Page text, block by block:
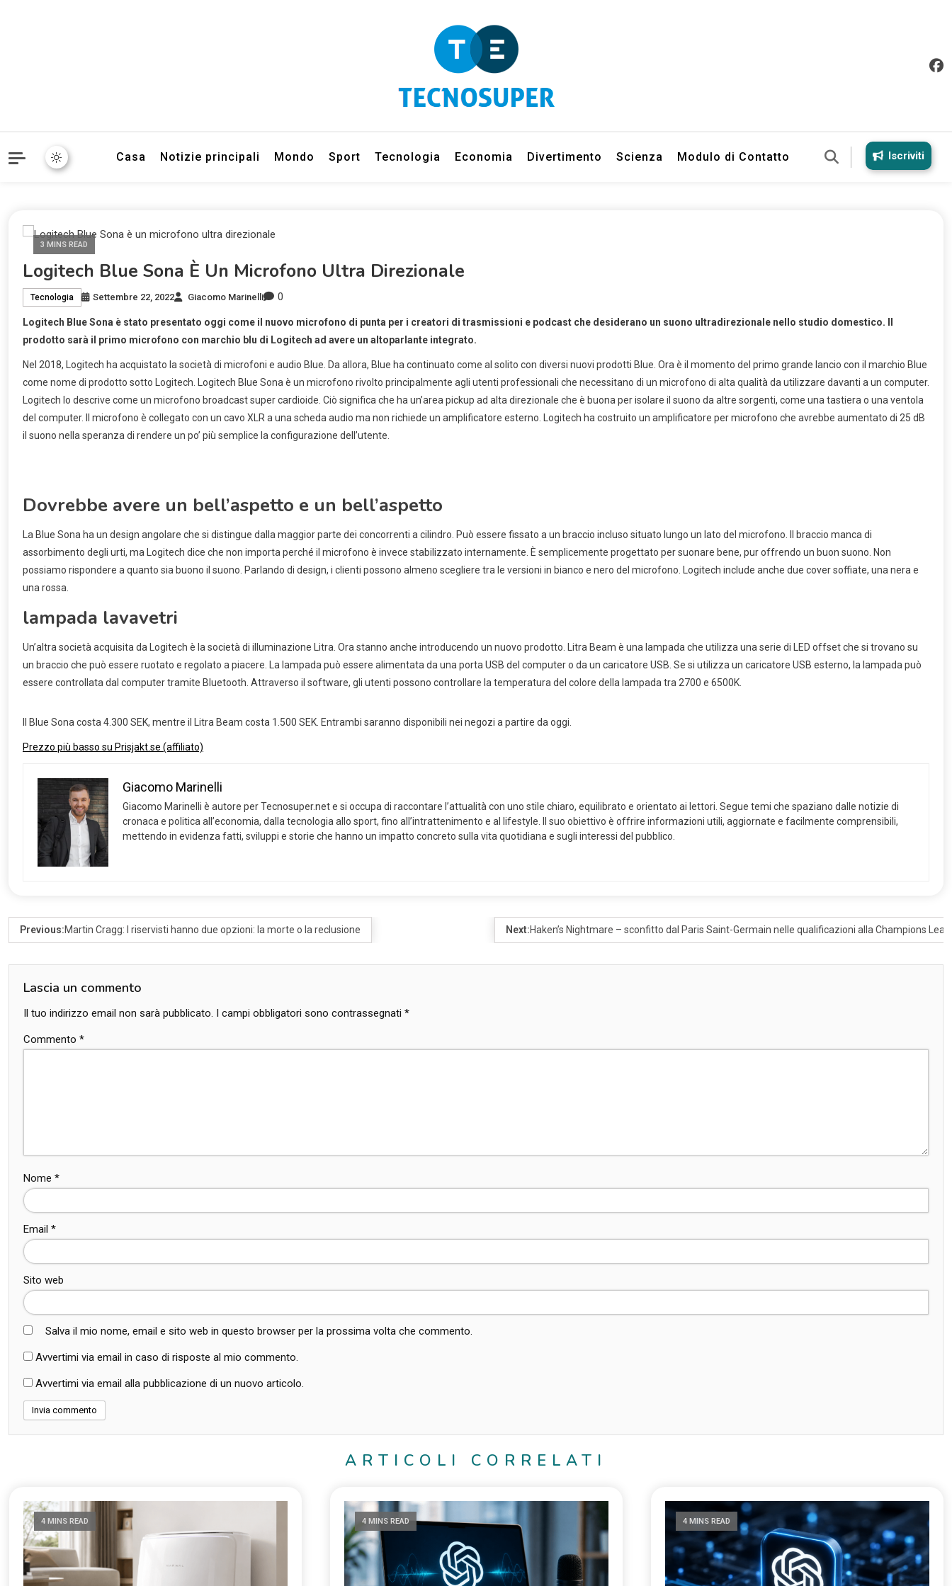
Casa Notizie principali Mondo Sport Tecnologia Economia Divertimento Scienza Modulo di Contatto Iscriviti
3 MINS READ
Logitech Blue Sona È Un Microfono Ultra Direzionale
Tecnologia Settembre 22, 2022 Giacomo Marinelli 0
Logitech Blue Sona è stato presentato oggi come il nuovo microfono di punta per i creatori di trasmissioni e podcast che desiderano un suono ultradirezionale nello studio domestico. Il
prodotto sarà il primo microfono con marchio blu di Logitech ad avere un altoparlante integrato.
Nel 2018, Logitech ha acquistato la società di microfoni e audio Blue. Da allora, Blue ha continuato come al solito con diversi nuovi prodotti Blue. Ora è il momento del primo grande lancio con il marchio Blue
come nome di prodotto sotto Logitech. Logitech Blue Sona è un microfono rivolto principalmente agli utenti professionali che necessitano di un microfono di alta qualità da utilizzare davanti a un computer.
Logitech lo descrive come un microfono broadcast super cardioide. Ciò significa che ha un’area pickup ad alta direzionale che è buona per isolare il suono da altre sorgenti, come una tastiera o una ventola
del computer. Il microfono è collegato con un cavo XLR a una scheda audio ma non richiede un amplificatore esterno. Logitech ha costruito un amplificatore per microfono che avrebbe aumentato di 25 dB
il suono nella speranza di rendere un po’ più semplice la configurazione dell’utente.
Dovrebbe avere un bell’aspetto e un bell’aspetto
La Blue Sona ha un design angolare che si distingue dalla maggior parte dei concorrenti a cilindro. Può essere fissato a un braccio incluso situato lungo un lato del microfono. Il braccio manca di
assorbimento degli urti, ma Logitech dice che non importa perché il microfono è invece stabilizzato internamente. È semplicemente progettato per suonare bene, pur offrendo un buon suono. Non
possiamo rispondere a quanto sia buono il suono. Parlando di design, i clienti possono almeno scegliere tra le versioni in bianco e nero del microfono. Logitech include anche due cover soffiate, una nera e
una rossa.
lampada lavavetri
Un’altra società acquisita da Logitech è la società di illuminazione Litra. Ora stanno anche introducendo un nuovo prodotto. Litra Beam è una lampada che utilizza una serie di LED offset che si trovano su
un braccio che può essere ruotato e regolato a piacere. La lampada può essere alimentata da una porta USB del computer o da un caricatore USB. Se si utilizza un caricatore USB esterno, la lampada può
essere controllata dal computer tramite Bluetooth. Attraverso il software, gli utenti possono controllare la temperatura del colore della lampada tra 2700 e 6500K.
Il Blue Sona costa 4.300 SEK, mentre il Litra Beam costa 1.500 SEK. Entrambi saranno disponibili nei negozi a partire da oggi.
Prezzo più basso su Prisjakt.se (affiliato)
Giacomo Marinelli
Giacomo Marinelli è autore per Tecnosuper.net e si occupa di raccontare l’attualità con uno stile chiaro, equilibrato e orientato ai lettori. Segue temi che spaziano dalle notizie di
cronaca e politica all’economia, dalla tecnologia allo sport, fino all’intrattenimento e al lifestyle. Il suo obiettivo è offrire informazioni utili, aggiornate e facilmente comprensibili,
mettendo in evidenza fatti, sviluppi e storie che hanno un impatto concreto sulla vita quotidiana e sugli interessi del pubblico.
Previous:Martin Cragg: I riservisti hanno due opzioni: la morte o la reclusione Next:Haken’s Nightmare – sconfitto dal Paris Saint-Germain nelle qualificazioni alla Champions
Lascia un commento
Il tuo indirizzo email non sarà pubblicato. I campi obbligatori sono contrassegnati *
Commento *
Nome *
Email *
Sito web
Salva il mio nome, email e sito web in questo browser per la prossima volta che commento.
Avvertimi via email in caso di risposte al mio commento.
Avvertimi via email alla pubblicazione di un nuovo articolo.
ARTICOLI CORRELATI
4 MINS READ 4 MINS READ 4 MINS READ